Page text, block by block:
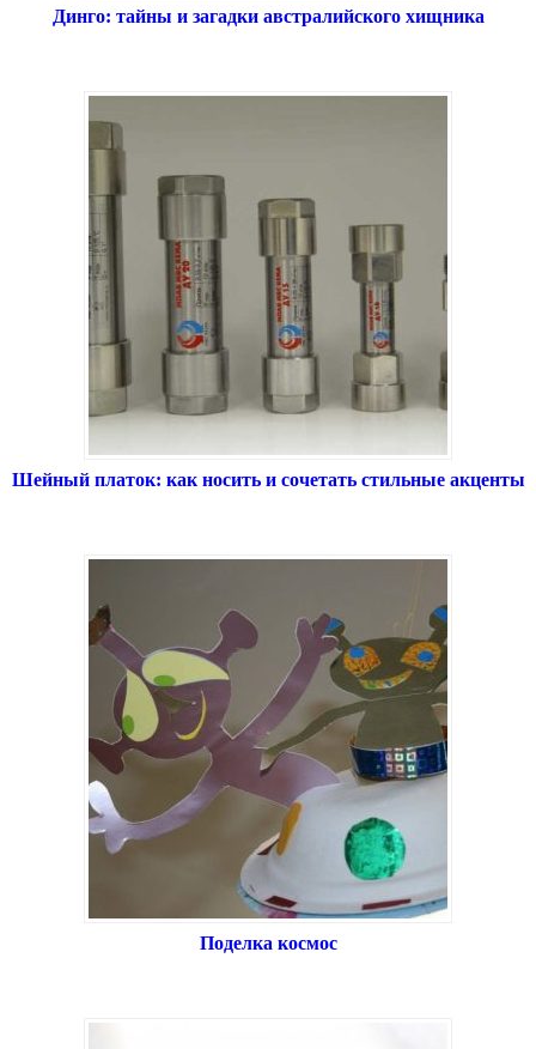
Динго: тайны и загадки австралийского хищника
Шейный платок: как носить и сочетать стильные акценты
Поделка космос